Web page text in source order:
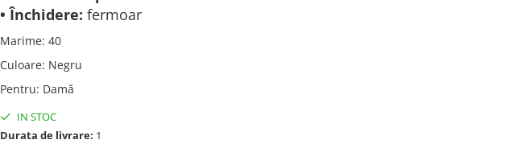
• Închidere: fermoar
Marime: 40
Culoare: Negru
Pentru: Damă
IN STOC
Durata de livrare: 1